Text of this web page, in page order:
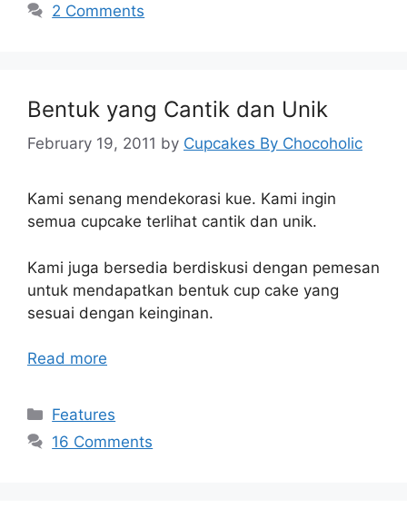
2 Comments
Bentuk yang Cantik dan Unik
February 19, 2011 by Cupcakes By Chocoholic
Kami senang mendekorasi kue. Kami ingin
semua cupcake terlihat cantik dan unik.
Kami juga bersedia berdiskusi dengan pemesan
untuk mendapatkan bentuk cup cake yang
sesuai dengan keinginan.
Read more
Categories
Features
16 Comments